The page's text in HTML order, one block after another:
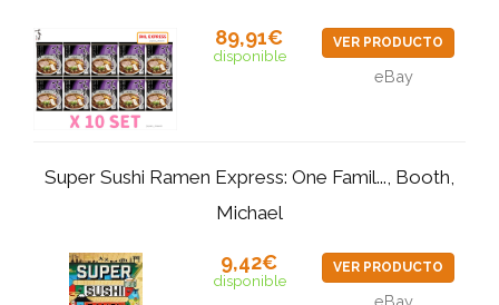
89,91€
disponible
VER PRODUCTO
eBay
Super Sushi Ramen Express: One Famil..., Booth,
Michael
9,42€
disponible
VER PRODUCTO
eBay